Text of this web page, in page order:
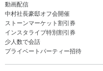
動画配信
中村社長豪邸オフ会開催
ストーンマーケット割引券
インスタライブ特別割引券
少人数で会話
プライベートパーティー招待